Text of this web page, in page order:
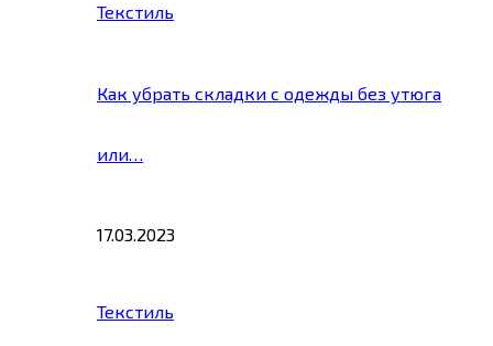
Текстиль
Как убрать складки с одежды без утюга
или…
17.03.2023
Текстиль